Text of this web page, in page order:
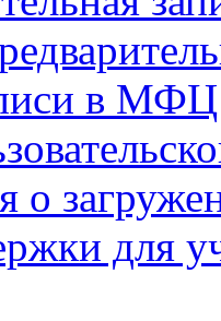
в МФЦ
о
для